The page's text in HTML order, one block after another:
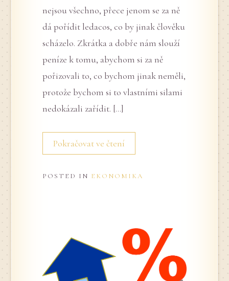
nejsou všechno, přece jenom se za ně
dá pořídit ledacos, co by jinak člověku
scházelo. Zkrátka a dobře nám slouží
peníze k tomu, abychom si za ně
pořizovali to, co bychom jinak neměli,
protože bychom si to vlastními silami
nedokázali zařídit. […]
Pokračovat ve čtení
POSTED IN EKONOMIKA